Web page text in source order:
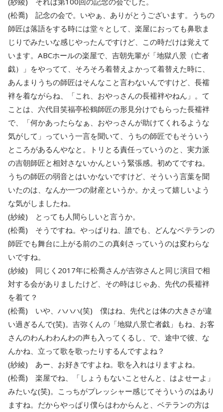
(松喬) 記念の会で。いやぁ、ありがとうございます。うちの
師匠は落語をする時には堂々として、楽屋におっても鼻歌ま
じりでみたいな感じやったんですけど、この時だけは覚えて
います。ABCホールの楽屋で、吉朝先輩が「地獄八景（亡者
戯）」をやってて、そろそろ着替えよかって着替えた時に、
あんまりうちの師匠はそんなこと言わないんですけど、長襦
袢を着ながらね、「これ、おやっさんの長襦袢やねん」。て
ことは、六代目笑福亭松鶴師匠の形見分けでもらった長襦袢
で、「何かあったらなぁ、おやっさんが助けてくれるような
気がして」っていう一言を聞いて、うちの師匠でもそういう
ところがあるんやなと。トリとる責任っていうのと、実力派
の吉朝師匠と相対さないかんという緊張感。初めてですね。
うちの師匠の弱音とはいかないですけど、そういう言葉を聞
いたのは、なんか一つの財産というか。かえって嬉しいよう
な気がしましたね。
(紗綾) とっても人間らしいと言うか。
(松喬) そうですね。やっぱりね、誰でも、どんなベテランの
師匠でも舞台に上がる前のこの真剣さっていうのは変わらな
いですね。
(紗綾) 同じく2017年に松喬さんが吉弥さんと同じ演目で相
対する会がありましたけど、その時はじゃあ、先代の長襦袢
を着て？
(松喬) いや、ハハハ(笑) 僕はね、先代とは体の大きさが違
い過ぎるんで(笑)。吉弥くんの「地獄八景亡者戯」もね、お客
さんのわんわわんわの声も入ってくるし、で、途中で彼、な
んかね、立って歌を歌ったりするんですよね？
(紗綾) あー、お好きですよね。歌を入れはりますよね。
(松喬) 楽屋でね、「しょうもないことせんと、はよせーよ」
みたいな(笑)。こっちがプレッシャー感じてそういうのはあり
ますね。だからやっぱり僕らはわからんと、ベテランの方は